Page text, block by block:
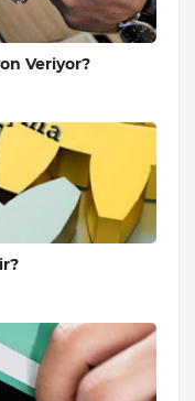
Veriyor?